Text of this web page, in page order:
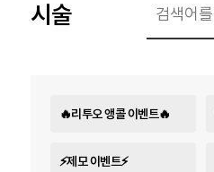
시술
🔥리투오 앵콜 이벤트🔥
⚡제모 이벤트⚡